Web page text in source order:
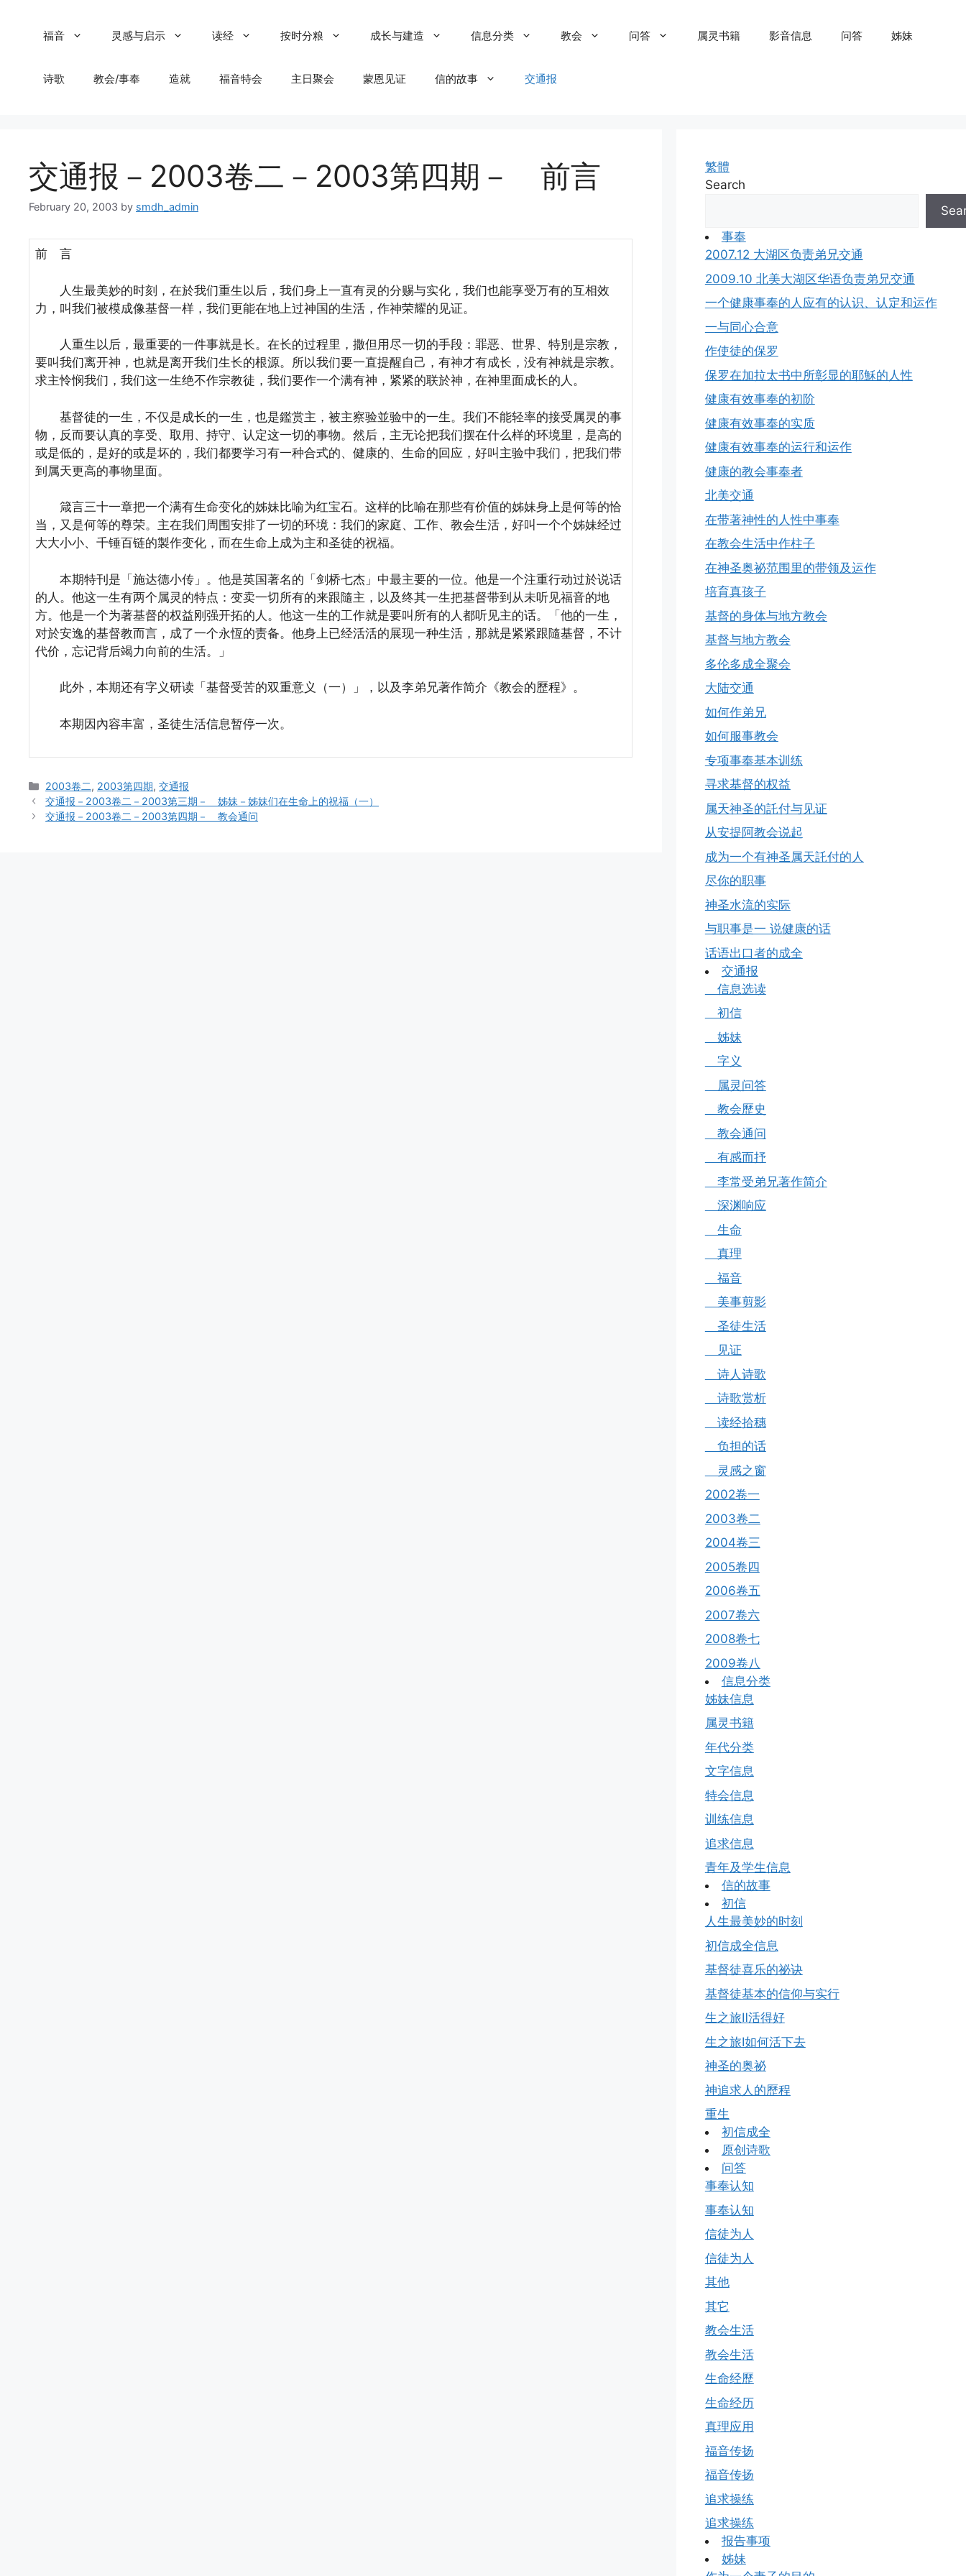
福音 灵感与启示 读经 按时分粮 成长与建造 信息分类 教会 问答 属灵书籍 影音信息 问答 姊妹
诗歌 教会/事奉 造就 福音特会 主日聚会 蒙恩见证 信的故事 交通报
交通报－2003卷二－2003第四期－ 前言
February 20, 2003 by smdh_admin
前 言
人生最美妙的时刻，在於我们重生以后，我们身上一直有灵的分赐与实化，我们也能享受万有的互相效
力，叫我们被模成像基督一样，我们更能在地上过神国的生活，作神荣耀的见证。
人重生以后，最重要的一件事就是长。在长的过程里，撒但用尽一切的手段：罪恶、世界、特別是宗教，
要叫我们离开神，也就是离开我们生长的根源。所以我们要一直提醒自己，有神才有成长，没有神就是宗教。
求主怜悯我们，我们这一生绝不作宗教徒，我们要作一个满有神，紧紧的联於神，在神里面成长的人。
基督徒的一生，不仅是成长的一生，也是鑑赏主，被主察验並验中的一生。我们不能轻率的接受属灵的事
物，反而要认真的享受、取用、持守、认定这一切的事物。然后，主无论把我们摆在什么样的环境里，是高的
或是低的，是好的或是坏的，我们都要学习有一种合式的、健康的、生命的回应，好叫主验中我们，把我们带
到属天更高的事物里面。
箴言三十一章把一个满有生命变化的姊妹比喻为红宝石。这样的比喻在那些有价值的姊妹身上是何等的恰
当，又是何等的尊荣。主在我们周围安排了一切的环境：我们的家庭、工作、教会生活，好叫一个个姊妹经过
大大小小、千锤百链的製作变化，而在生命上成为主和圣徒的祝福。
本期特刊是「施达德小传」。他是英国著名的「剑桥七杰」中最主要的一位。他是一个注重行动过於说话
的人。他这一生有两个属灵的特点：变卖一切所有的来跟隨主，以及终其一生把基督带到从未听见福音的地
方。他是一个为著基督的权益刚强开拓的人。他这一生的工作就是要叫所有的人都听见主的话。「他的一生，
对於安逸的基督教而言，成了一个永恆的责备。他身上已经活活的展现一种生活，那就是紧紧跟隨基督，不计
代价，忘记背后竭力向前的生活。」
此外，本期还有字义研读「基督受苦的双重意义（一）」，以及李弟兄著作简介《教会的歷程》。
本期因內容丰富，圣徒生活信息暂停一次。
Categories
2003卷二, 2003第四期,交通报
交通报－2003卷二－2003第三期－ 姊妹－姊妹们在生命上的祝福（一）
交通报－2003卷二－2003第四期－ 教会通问
繁體
Search
事奉
2007.12 大湖区负责弟兄交通
2009.10 北美大湖区华语负责弟兄交通
一个健康事奉的人应有的认识、认定和运作
一与同心合意
作使徒的保罗
保罗在加拉太书中所彰显的耶穌的人性
健康有效事奉的初阶
健康有效事奉的实质
健康有效事奉的运行和运作
健康的教会事奉者
北美交通
在带著神性的人性中事奉
在教会生活中作柱子
在神圣奥祕范围里的带领及运作
培育真孩子
基督的身体与地方教会
基督与地方教会
多伦多成全聚会
大陆交通
如何作弟兄
如何服事教会
专项事奉基本训练
寻求基督的权益
属天神圣的託付与见证
从安提阿教会说起
成为一个有神圣属天託付的人
尽你的职事
神圣水流的实际
与职事是一 说健康的话
话语出口者的成全
交通报
信息选读
初信
姊妹
字义
属灵问答
教会歷史
教会通问
有感而抒
李常受弟兄著作简介
深渊响应
生命
真理
福音
美事剪影
圣徒生活
见证
诗人诗歌
诗歌赏析
读经拾穗
负担的话
灵感之窗
2002卷一
2003卷二
2004卷三
2005卷四
2006卷五
2007卷六
2008卷七
2009卷八
信息分类
姊妹信息
属灵书籍
年代分类
文字信息
特会信息
训练信息
追求信息
青年及学生信息
信的故事
初信
人生最美妙的时刻
初信成全信息
基督徒喜乐的祕诀
基督徒基本的信仰与实行
生之旅Ⅱ活得好
生之旅Ⅰ如何活下去
神圣的奥祕
神追求人的歷程
重生
初信成全
原创诗歌
问答
事奉认知
事奉认知
信徒为人
信徒为人
其他
其它
教会生活
教会生活
生命经歷
生命经历
真理应用
福音传扬
福音传扬
追求操练
追求操练
报告事项
姊妹